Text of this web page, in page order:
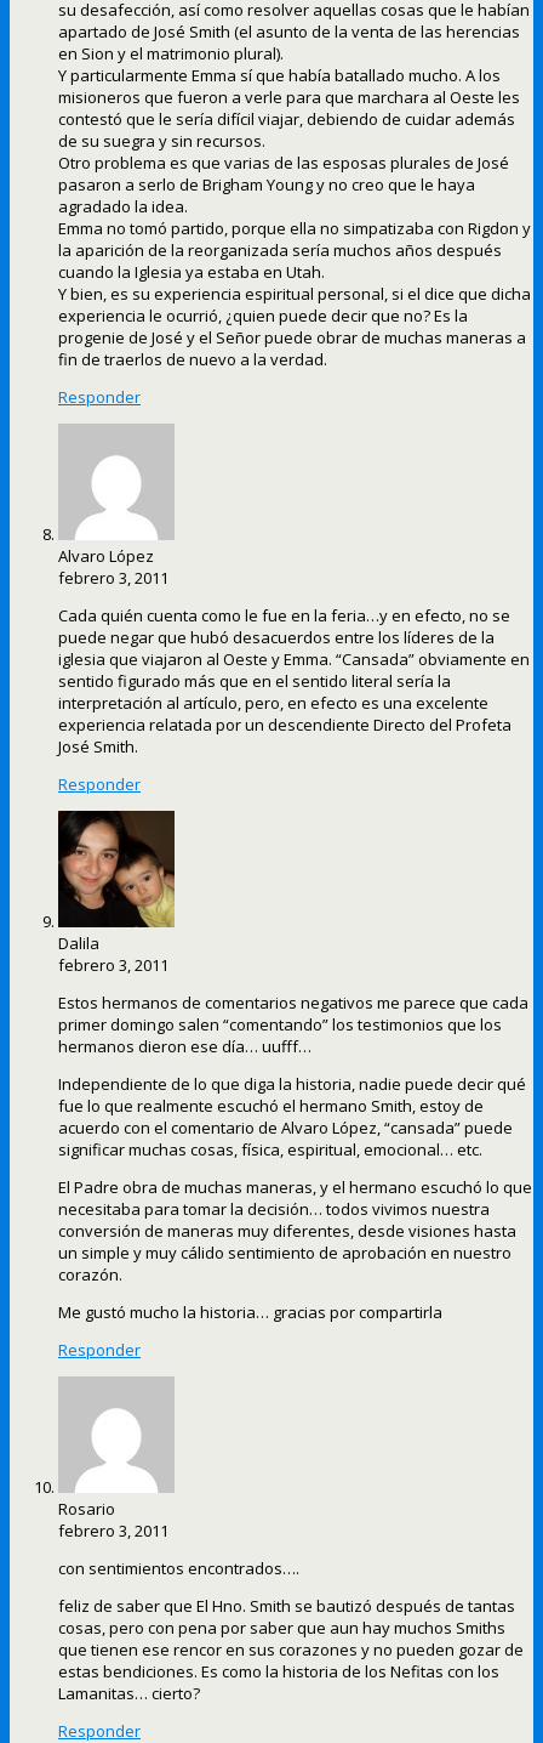
su desafección, así como resolver aquellas cosas que le habían
apartado de José Smith (el asunto de la venta de las herencias
en Sion y el matrimonio plural).
Y particularmente Emma sí que había batallado mucho. A los
misioneros que fueron a verle para que marchara al Oeste les
contestó que le sería difícil viajar, debiendo de cuidar además
de su suegra y sin recursos.
Otro problema es que varias de las esposas plurales de José
pasaron a serlo de Brigham Young y no creo que le haya
agradado la idea.
Emma no tomó partido, porque ella no simpatizaba con Rigdon y
la aparición de la reorganizada sería muchos años después
cuando la Iglesia ya estaba en Utah.
Y bien, es su experiencia espiritual personal, si el dice que dicha
experiencia le ocurrió, ¿quien puede decir que no? Es la
progenie de José y el Señor puede obrar de muchas maneras a
fin de traerlos de nuevo a la verdad.
Responder
Alvaro López
febrero 3, 2011
Cada quién cuenta como le fue en la feria…y en efecto, no se
puede negar que hubó desacuerdos entre los líderes de la
iglesia que viajaron al Oeste y Emma. “Cansada” obviamente en
sentido figurado más que en el sentido literal sería la
interpretación al artículo, pero, en efecto es una excelente
experiencia relatada por un descendiente Directo del Profeta
José Smith.
Responder
Dalila
febrero 3, 2011
Estos hermanos de comentarios negativos me parece que cada
primer domingo salen “comentando” los testimonios que los
hermanos dieron ese día… uufff…
Independiente de lo que diga la historia, nadie puede decir qué
fue lo que realmente escuchó el hermano Smith, estoy de
acuerdo con el comentario de Alvaro López, “cansada” puede
significar muchas cosas, física, espiritual, emocional… etc.
El Padre obra de muchas maneras, y el hermano escuchó lo que
necesitaba para tomar la decisión… todos vivimos nuestra
conversión de maneras muy diferentes, desde visiones hasta
un simple y muy cálido sentimiento de aprobación en nuestro
corazón.
Me gustó mucho la historia… gracias por compartirla
Responder
Rosario
febrero 3, 2011
con sentimientos encontrados….
feliz de saber que El Hno. Smith se bautizó después de tantas
cosas, pero con pena por saber que aun hay muchos Smiths
que tienen ese rencor en sus corazones y no pueden gozar de
estas bendiciones. Es como la historia de los Nefitas con los
Lamanitas… cierto?
Responder